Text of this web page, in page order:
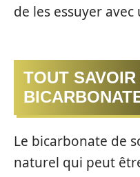
de les essuyer
TOUT
Le bicarbonate de
naturel qui peut